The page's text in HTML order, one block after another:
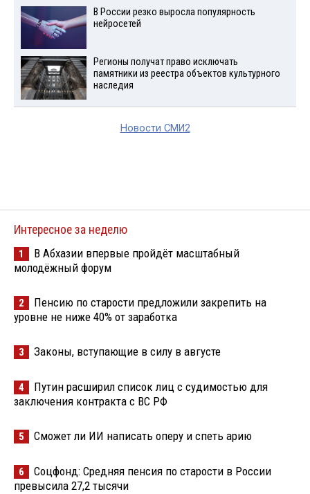
В России резко выросла популярность
нейросетей
Регионы получат право исключать
памятники из реестра объектов культурного
наследия
Новости СМИ2
Интересное за неделю
1
В Абхазии впервые пройдёт масштабный
молодёжный форум
2
Пенсию по старости предложили закрепить на
уровне не ниже 40% от заработка
3 Законы, вступающие в силу в августе
4
Путин расширил список лиц с судимостью для
заключения контракта с ВС РФ
5 Сможет ли ИИ написать оперу и спеть арию
6
Соцфонд: Средняя пенсия по старости в России
превысила 27,2 тысячи